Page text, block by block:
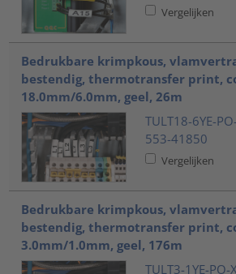
Vergelijken
Bedrukbare krimpkous,
bestendig, thermotransfer print,
18.0mm/6.0mm, geel, 26m
TULT18-6YE-
553-41850
Vergelijken
Bedrukbare krimpkous,
bestendig, thermotransfer print,
3.0mm/1.0mm, geel, 176m
TULT3-1YE-PO-